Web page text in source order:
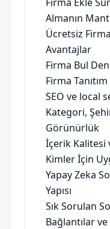
Almanın
Ücretsiz
Avantajlar
Firma Bul
Firma
SEO ve local
Kategori,
Görünürlük
İçerik Kalitesi
Kimler İçin
Yapay Zeka
Yapısı
Sık Sorulan
Bağlantılar ve